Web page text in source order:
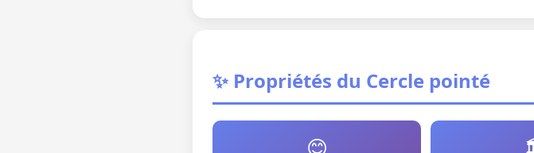
✨ Propriétés du Cercle pointé